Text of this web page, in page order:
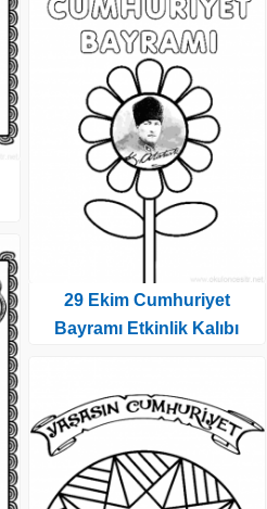
29 Ekim Cumhuriyet
Bayramı Etkinlik Kalıbı